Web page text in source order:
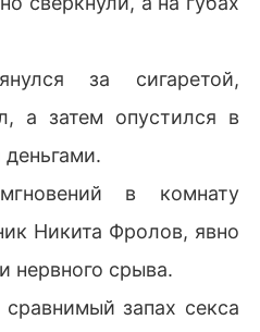
за сигаретой,
а затем опустился в
в комнату
Никита Фролов, явно
нервного срыва.
запах секса